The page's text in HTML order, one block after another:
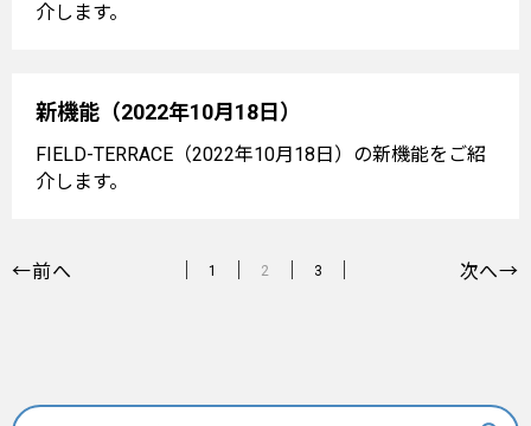
介します。
新機能（2022年10月18日）
FIELD-TERRACE（2022年10月18日）の新機能をご紹
介します。
←前へ 1 2 3 次へ→